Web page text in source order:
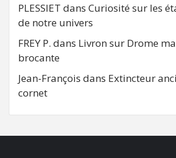
PLESSIET dans Curiosité sur les
de notre univers
FREY P. dans Livron sur Drome
brocante
Jean-François dans Extincteur
cornet